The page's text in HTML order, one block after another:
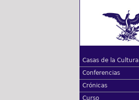
Casas de la Cultura
Conferencias
Crónicas
Curso